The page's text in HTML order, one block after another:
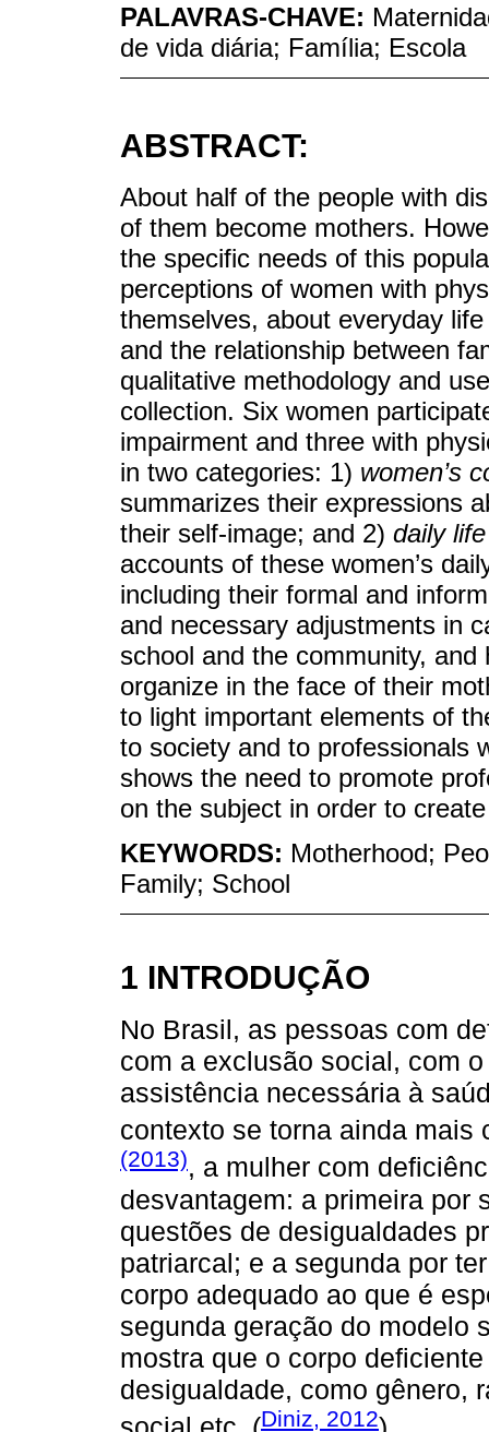
PALAVRAS-CHAVE:
de vida diária; Família; Escola
ABSTRACT:
About half of the people with
of them become mothers.
the specific needs of this
perceptions of women with
themselves, about everyday
and the relationship between
qualitative methodology and
collection. Six women
impairment and three with
in two categories: 1) women’s
summarizes their expressions
their self-image; and 2) daily
accounts of these women’s
including their formal and
and necessary adjustments in
school and the community,
organize in the face of their
to light important elements of
to society and to professionals
shows the need to promote
on the subject in order to
KEYWORDS: Motherhood;
Family; School
1 INTRODUÇÃO
No Brasil, as pessoas com
com a exclusão social, com
assistência necessária à
contexto se torna ainda
(2013), a mulher com
desvantagem: a primeira por
questões de desigualdades
patriarcal; e a segunda por
corpo adequado ao que é
segunda geração do modelo
mostra que o corpo
desigualdade, como gênero,
Diniz, 2012